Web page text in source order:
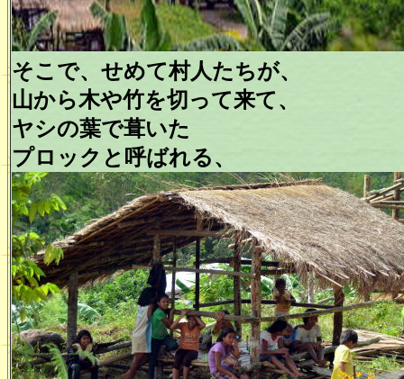
そこで、せめて村人たちが、
山から木や竹を切って来て、
ヤシの葉で葺いた
プロックと呼ばれる、